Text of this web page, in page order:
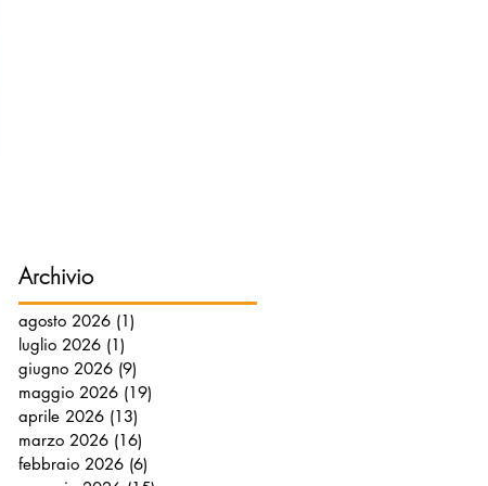
Archivio
agosto 2026 (1)
luglio 2026 (1)
giugno 2026 (9)
maggio 2026 (19)
aprile 2026 (13)
marzo 2026 (16)
febbraio 2026 (6)